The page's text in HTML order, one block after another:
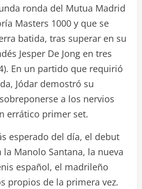
ronda del Mutua Madrid
Masters 1000 y que se
batida, tras superar en su
Jesper De Jong en tres
En un partido que requirió
Jódar demostró su
a los nervios
errático primer set.
esperado del día, el debut
la Manolo Santana, la nueva
español, el madrileño
propios de la primera vez.